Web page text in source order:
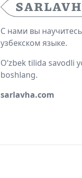
С нами вы
узбекском языке.
O‘zbek tilida savodli
boshlang.
sarlavha.com